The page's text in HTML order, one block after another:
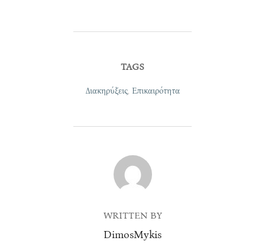
TAGS
Διακηρύξεις, Επικαιρότητα
POST AUTHOR
WRITTEN BY
DimosMykis